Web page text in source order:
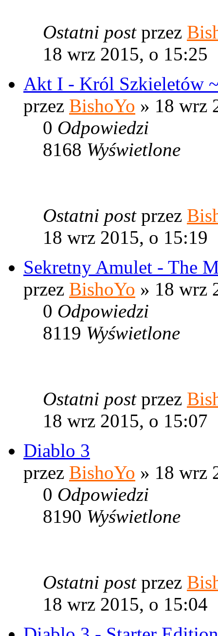
Ostatni post przez
18 wrz 2015, o 15:25
Akt I - Król Szkieletów
przez BishoYo » 18 wrz
0 Odpowiedzi
8168 Wyświetlone
Ostatni post przez
18 wrz 2015, o 15:19
Sekretny Amulet - The
przez BishoYo » 18 wrz
0 Odpowiedzi
8119 Wyświetlone
Ostatni post przez
18 wrz 2015, o 15:07
Diablo 3
przez BishoYo » 18 wrz
0 Odpowiedzi
8190 Wyświetlone
Ostatni post przez
18 wrz 2015, o 15:04